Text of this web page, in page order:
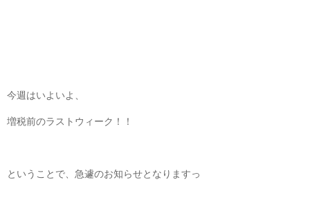
今週はいよいよ、
増税前のラストウィーク！！
ということで、急遽のお知らせとなりますっ